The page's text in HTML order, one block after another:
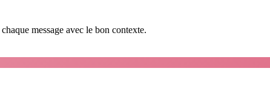
message avec le bon contexte.